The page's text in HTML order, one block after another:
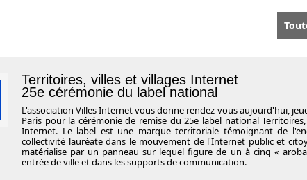
Territoires, villes et villages Internet
25e cérémonie du label national
L'association Villes Internet vous donne rendez-vous aujourd'hui,
Paris pour la cérémonie de remise du 25e label national
Internet. Le label est une marque territoriale témoignant de
collectivité lauréate dans le mouvement de l'Internet public et
matérialise par un panneau sur lequel figure de un à cinq «
entrée de ville et dans les supports de communication.